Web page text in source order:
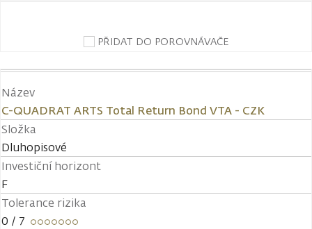
PŘIDAT DO POROVNÁVAČE
Název
C-QUADRAT ARTS Total Return Bond VTA - CZK
Složka
Dluhopisové
Investiční horizont
F
Tolerance rizika
0 / 7